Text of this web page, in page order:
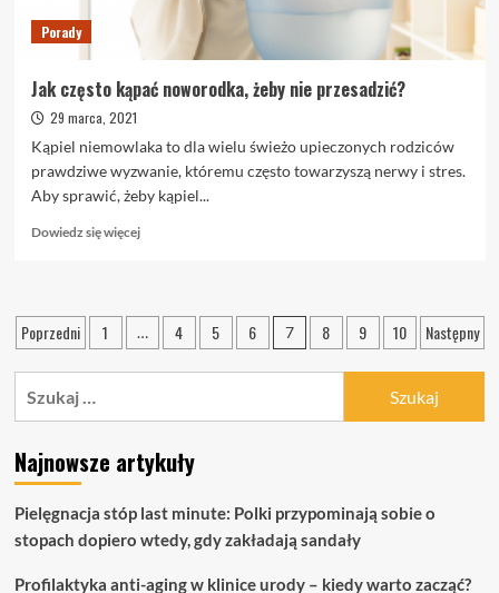
Porady
Jak często kąpać noworodka, żeby nie przesadzić?
29 marca, 2021
Kąpiel niemowlaka to dla wielu świeżo upieczonych rodziców
prawdziwe wyzwanie, któremu często towarzyszą nerwy i stres.
Aby sprawić, żeby kąpiel...
Dowiedz się więcejDowiedz
Jak
często
noworodka,
nie
Stronicowanie
wpisów
Poprzedni 1 … 4 5 6 7 8 9 10 Następny
Najnowsze artykuły
Pielęgnacja stóp last minute: Polki przypominają sobie o
stopach dopiero wtedy, gdy zakładają sandały
Profilaktyka anti-aging w klinice urody – kiedy warto zacząć?